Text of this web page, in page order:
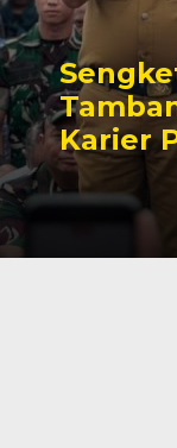
Karier